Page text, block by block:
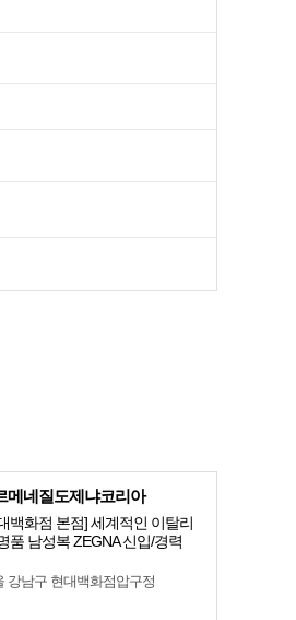
메네질도제냐코리아
백화점 본점] 세계적인 이탈리
품 남성복 ZEGNA 신입/경력
강남구 현대백화점압구정